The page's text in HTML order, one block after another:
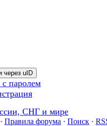
через uID
паролем
СНГ и мире
· Правила форума · Поиск ·